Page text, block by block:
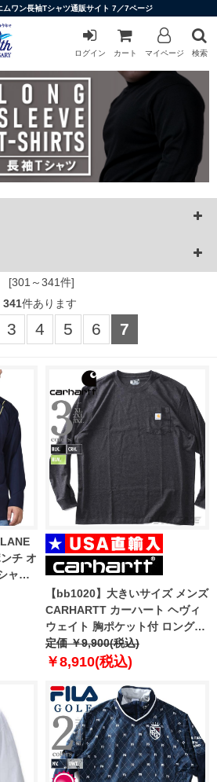
ワン長袖Tシャツ通販サイト 7／7ページ
ログイン カート マイページ 検索
[301～341件]
341件あります
3 4 5 6 7
チ オ
ャツ
22a-
【bb1020】大きいサイズ メンズ
CARHARTT カーハート ヘヴィ
ウェイト 胸ポケット付 ロングス
リーブ Tシャツ ルーズフィット
USA直輸入 k126
定価 ￥9,900(税込)
￥8,910(税込)